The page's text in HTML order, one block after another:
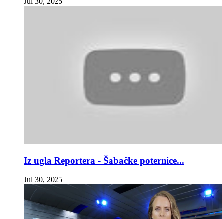
Iz ugla Reportera - Šabačke poternice...
Jul 30, 2025